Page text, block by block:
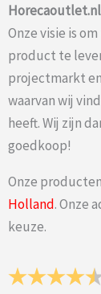
Horecaoutlet.nl
Onze visie is
product te
projectmarkt
waarvan wij
heeft. Wij zijn
goedkoop!
Onze
Holland. Onze
keuze.